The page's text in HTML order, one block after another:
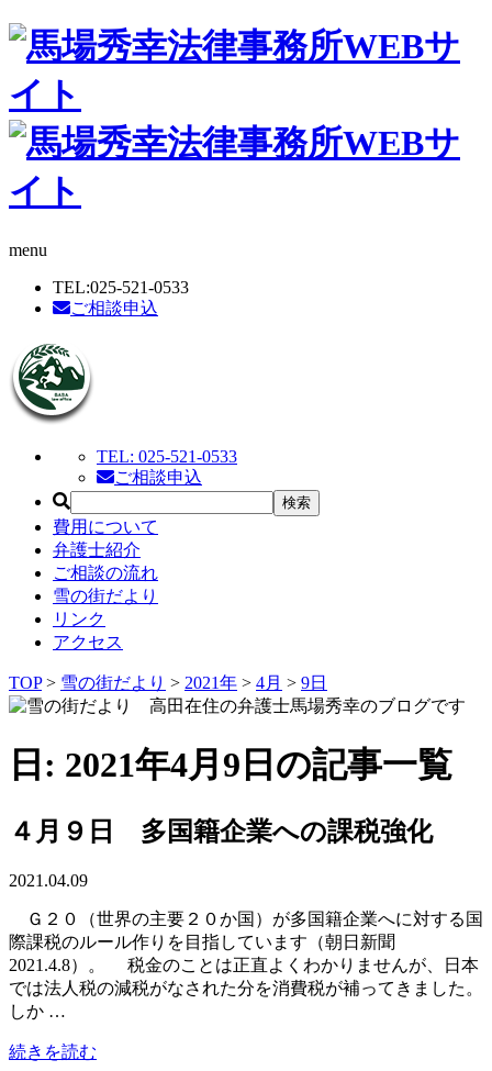
menu
TEL:025-521-0533
ご相談申込
TEL: 025-521-0533
ご相談申込
費用について
弁護士紹介
ご相談の流れ
雪の街だより
リンク
アクセス
TOP> 雪の街だより > 2021年 > 4月 > 9日
日: 2021年4月9日の記事一覧
４月９日 多国籍企業への課税強化
2021.04.09
Ｇ２０（世界の主要２０か国）が多国籍企業へに対する国
際課税のルール作りを目指しています（朝日新聞
2021.4.8）。 税金のことは正直よくわかりませんが、日本
では法人税の減税がなされた分を消費税が補ってきました。
しか …
続きを読む